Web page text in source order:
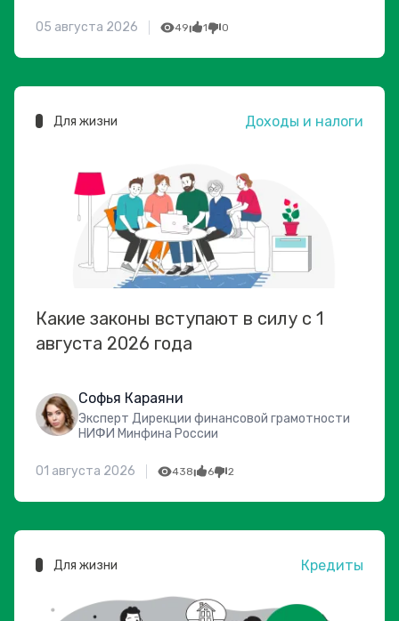
05 августа 2026 49 1 0
Для жизни Доходы и налоги
Какие законы вступают в силу с 1
августа 2026 года
Софья Караяни
Эксперт Дирекции финансовой грамотности
НИФИ Минфина России
01 августа 2026 438 6 2
Для жизни Кредиты